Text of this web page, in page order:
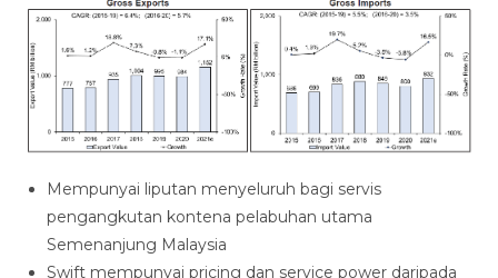
Mempunyai liputan menyeluruh bagi servis
pengangkutan kontena pelabuhan utama
Semenanjung Malaysia
Swift mempunyai pricing dan service power daripada